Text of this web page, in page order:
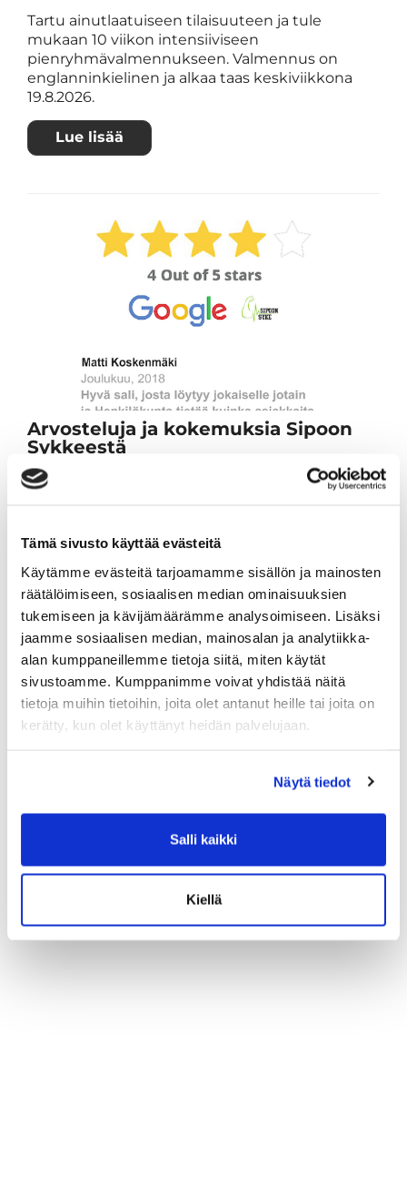
Tämä sivusto käyttää evästeitä
Käytämme evästeitä tarjoamamme sisällön ja mainosten
räätälöimiseen, sosiaalisen median ominaisuuksien
tukemiseen ja kävijämäärämme analysoimiseen. Lisäksi
jaamme sosiaalisen median, mainosalan ja analytiikka-
alan kumppaneillemme tietoja siitä, miten käytät
sivustoamme. Kumppanimme voivat yhdistää näitä
tietoja muihin tietoihin, joita olet antanut heille tai joita on
kerätty, kun olet käyttänyt heidän palvelujaan.
Näytä tiedot
Salli kaikki
Kiellä
Tartu ainutlaatuiseen tilaisuuteen ja tule
mukaan 10 viikon intensiiviseen
pienryhmävalmennukseen. Valmennus on
englanninkielinen ja alkaa taas keskiviikkona
19.8.2026.
Lue lisää
Arvosteluja ja kokemuksia Sipoon
Sykkeestä
Lue asiakkaidemme Googlessa julkaistuja
Lue lisää
Tuoreimmat uutiset
03.08. Syke X - Functional Fitness -pienryhmä
💦 Hiki kuuluu treeniin – ei laitteisiin
10.06. PowerClub intensiivijäsenyys